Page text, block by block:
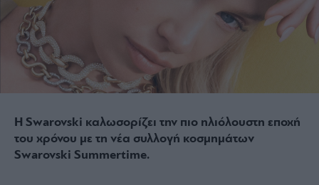
Η Swarovski καλωσορίζει την πιο ηλιόλουστη εποχή
του χρόνου με τη νέα συλλογή κοσμημάτων
Swarovski Summertime.